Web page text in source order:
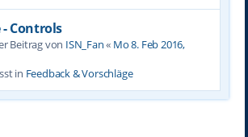
- Controls
Beitrag von ISN_Fan« Mo 8. Feb 2016,
in Feedback & Vorschläge